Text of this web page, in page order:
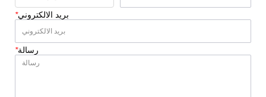
*بريد الالكتروني
*رسالة